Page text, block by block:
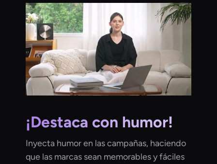
¡Destaca con humor!
Inyecta humor en las campañas, haciendo
que las marcas sean memorables y fáciles